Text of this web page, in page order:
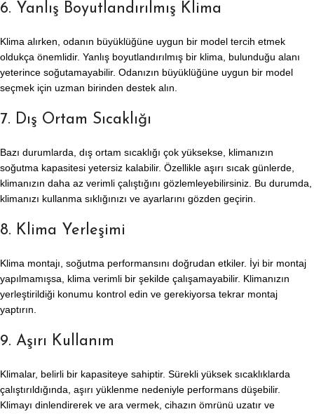
6. Yanlış Boyutlandırılmış Klima
Klima alırken, odanın büyüklüğüne uygun bir model tercih etmek
oldukça önemlidir. Yanlış boyutlandırılmış bir klima, bulunduğu alanı
yeterince soğutamayabilir. Odanızın büyüklüğüne uygun bir model
seçmek için uzman birinden destek alın.
7. Dış Ortam Sıcaklığı
Bazı durumlarda, dış ortam sıcaklığı çok yüksekse, klimanızın
soğutma kapasitesi yetersiz kalabilir. Özellikle aşırı sıcak günlerde,
klimanızın daha az verimli çalıştığını gözlemleyebilirsiniz. Bu durumda,
klimanızı kullanma sıklığınızı ve ayarlarını gözden geçirin.
8. Klima Yerleşimi
Klima montajı, soğutma performansını doğrudan etkiler. İyi bir montaj
yapılmamışsa, klima verimli bir şekilde çalışamayabilir. Klimanızın
yerleştirildiği konumu kontrol edin ve gerekiyorsa tekrar montaj
yaptırın.
9. Aşırı Kullanım
Klimalar, belirli bir kapasiteye sahiptir. Sürekli yüksek sıcaklıklarda
çalıştırıldığında, aşırı yüklenme nedeniyle performans düşebilir.
Klimayı dinlendirerek ve ara vermek, cihazın ömrünü uzatır ve